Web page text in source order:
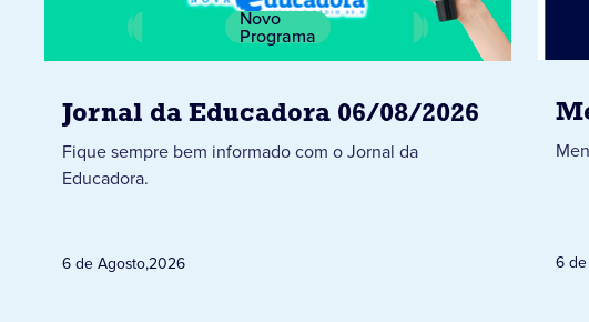
Novo
Programa
Jornal da Educadora 06/08/2026
Fique sempre bem informado com o Jornal da
Educadora.
6 de Agosto,2026 6